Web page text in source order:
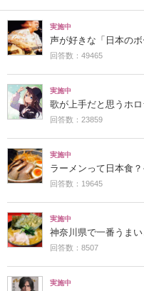
実施中
声が好きな「日本の
回答数：49465
実施中
歌が上手だと思うホ
回答数：23859
実施中
ラーメンって日本食
回答数：19645
実施中
神奈川県で一番うま
回答数：8507
実施中